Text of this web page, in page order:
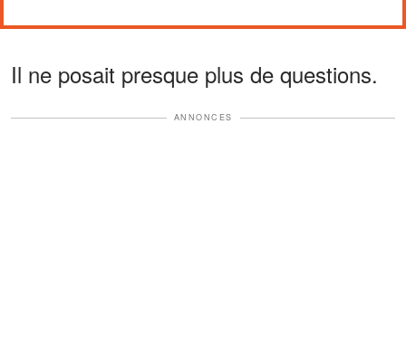
Il ne posait presque plus de questions.
ANNONCES